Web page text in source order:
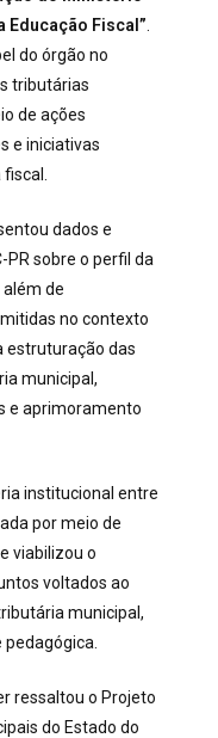
Educação Fiscal”
do órgão no
tributárias
de ações
e iniciativas
dados e
sobre o perfil da
de
no contexto
estruturação das
municipal,
e aprimoramento
institucional entre
por meio de
viabilizou o
voltados ao
municipal,
ressaltou o Projeto
do Estado do